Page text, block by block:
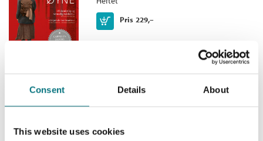
Consent Details About
This website uses cookies
Bokmål Heftet
Pris 229,–
Kjøp
De usynlige